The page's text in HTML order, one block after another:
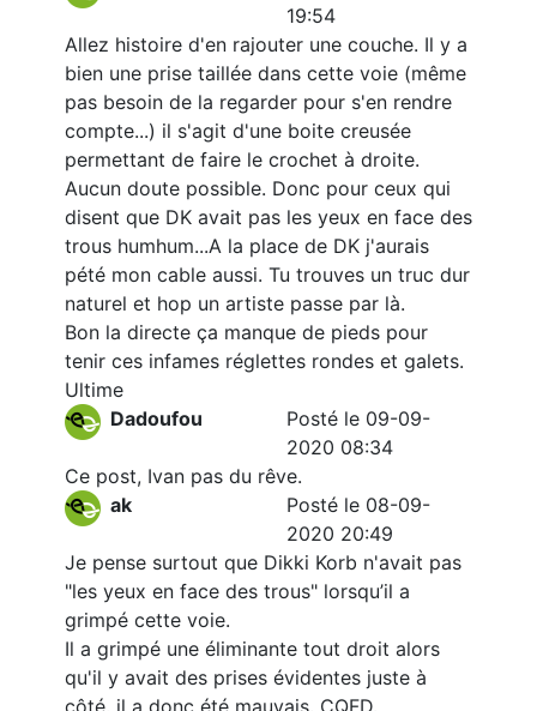
19:54
Allez histoire d'en rajouter une couche. Il y a
bien une prise taillée dans cette voie (même
pas besoin de la regarder pour s'en rendre
compte...) il s'agit d'une boite creusée
permettant de faire le crochet à droite.
Aucun doute possible. Donc pour ceux qui
disent que DK avait pas les yeux en face des
trous humhum...A la place de DK j'aurais
pété mon cable aussi. Tu trouves un truc dur
naturel et hop un artiste passe par là.
Bon la directe ça manque de pieds pour
tenir ces infames réglettes rondes et galets.
Ultime
Dadoufou
Posté le 09-09-
2020 08:34
Ce post, Ivan pas du rêve.
ak
Posté le 08-09-
2020 20:49
Je pense surtout que Dikki Korb n'avait pas
"les yeux en face des trous" lorsqu’il a
grimpé cette voie.
Il a grimpé une éliminante tout droit alors
qu'il y avait des prises évidentes juste à
côté, il a donc été mauvais. CQFD.